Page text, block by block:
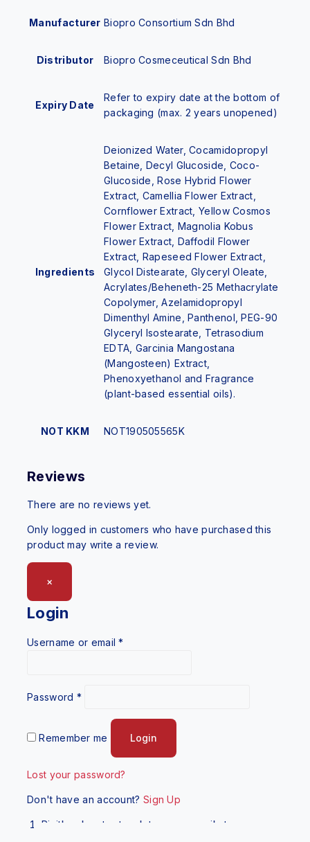
Manufacturer Biopro Consortium Sdn Bhd
Distributor Biopro Cosmeceutical Sdn Bhd
Expiry Date
Refer to expiry date at the bottom of
packaging (max. 2 years unopened)
Ingredients
Deionized Water, Cocamidopropyl
Betaine, Decyl Glucoside, Coco-
Glucoside, Rose Hybrid Flower
Extract, Camellia Flower Extract,
Cornflower Extract, Yellow Cosmos
Flower Extract, Magnolia Kobus
Flower Extract, Daffodil Flower
Extract, Rapeseed Flower Extract,
Glycol Distearate, Glyceryl Oleate,
Acrylates/Beheneth-25 Methacrylate
Copolymer, Azelamidopropyl
Dimenthyl Amine, Panthenol, PEG-90
Glyceryl Isostearate, Tetrasodium
EDTA, Garcinia Mangostana
(Mangosteen) Extract,
Phenoxyethanol and Fragrance
(plant-based essential oils).
NOT KKM NOT190505565K
Reviews
There are no reviews yet.
Only logged in customers who have purchased this
product may write a review.
×
Login
Username or email*
Password *
Remember me Login
Lost your password?
Don't have an account? Sign Up
Picitkan ke atas tapak tangan mengikut amaun